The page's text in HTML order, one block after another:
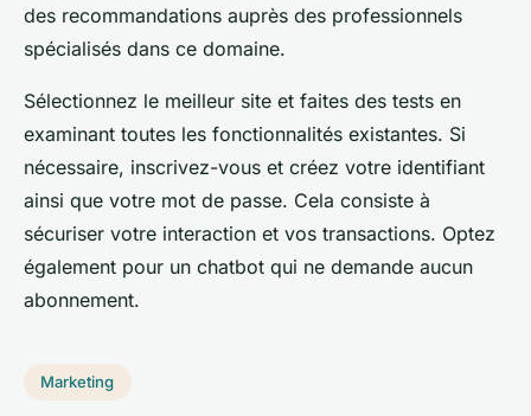
des recommandations auprès des professionnels
spécialisés dans ce domaine.
Sélectionnez le meilleur site et faites des tests en
examinant toutes les fonctionnalités existantes. Si
nécessaire, inscrivez-vous et créez votre identifiant
ainsi que votre mot de passe. Cela consiste à
sécuriser votre interaction et vos transactions. Optez
également pour un chatbot qui ne demande aucun
abonnement.
Marketing